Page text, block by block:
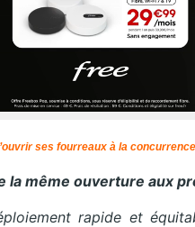
ses fourreaux à la
la même ouverture aux
rapide et